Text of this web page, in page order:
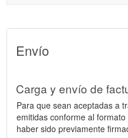
Envío
Carga y envío de
Para que sean aceptadas a
emitidas conforme al
haber sido previamente